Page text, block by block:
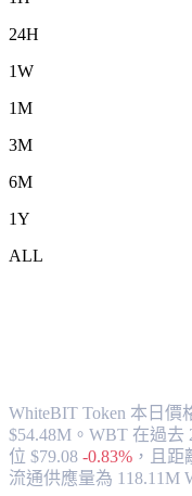
24H
1W
1M
3M
6M
1Y
ALL
WhiteBIT Token 本日價
$54.48M。WBT 在過去
位 $79.08 -0.83% ， 且距
流通供應量為 118.11M